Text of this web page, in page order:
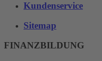
Kundenservice
Sitemap
FINANZBILDUNG